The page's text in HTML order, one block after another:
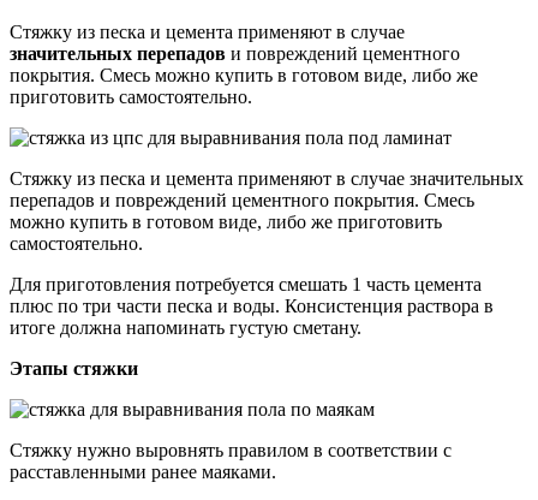
Стяжку из песка и цемента применяют в случае
значительных перепадов и повреждений цементного
покрытия. Смесь можно купить в готовом виде, либо же
приготовить самостоятельно.
Стяжку из песка и цемента применяют в случае значительных
перепадов и повреждений цементного покрытия. Смесь
можно купить в готовом виде, либо же приготовить
самостоятельно.
Для приготовления потребуется смешать 1 часть цемента
плюс по три части песка и воды. Консистенция раствора в
итоге должна напоминать густую сметану.
Этапы стяжки
Стяжку нужно выровнять правилом в соответствии с
расставленными ранее маяками.